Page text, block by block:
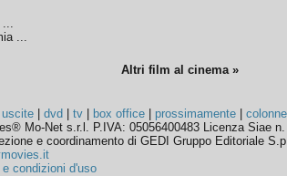
...
...
Altri film al cinema »
uscite |dvd |tv box office prossimamente |
Mo-Net s.r.l. P.IVA: 05056400483 Licenza Siae
e coordinamento di GEDI Gruppo Editoriale
e condizioni d'uso